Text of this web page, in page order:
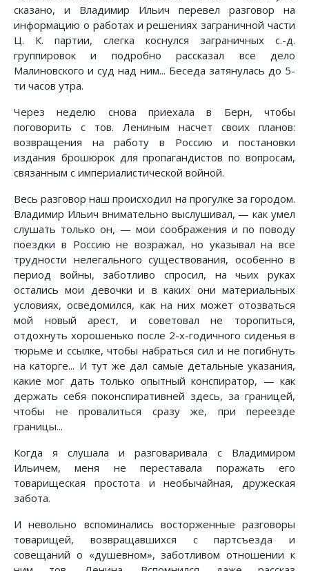
сказано, и Владимир Ильич перевел разговор на
информацию о работах и решениях заграничной части
Ц. К. партии, слегка коснулся заграничных с.-д.
группировок и подробно рассказал все дело
Малиновского и суд над ним... Беседа затянулась до 5-
ти часов утра.
Через неделю снова приехала в Берн, чтобы
поговорить с тов. Лениным насчет своих планов:
возвращения на работу в Россию и постановки
издания брошюрок для пропагандистов по вопросам,
связанным с империалистической войной.
Весь разговор наш происходил на прогулке за городом.
Владимир Ильич внимательно выслушивал, — как умел
слушать только он, — мои соображения и по поводу
поездки в Россию не возражал, но указывал на все
трудности нелегального существования, особенно в
период войны, заботливо спросил, на чьих руках
остались мои девочки и в каких они материальных
условиях, осведомился, как на них может отозваться
мой новый арест, и советовал не торопиться,
отдохнуть хорошенько после 2-х-годичного сиденья в
тюрьме и ссылке, чтобы набраться сил и не погибнуть
на каторге... И тут же дал самые детальные указания,
какие мог дать только опытный конспиратор, — как
держать себя поконспиративней здесь, за границей,
чтобы не провалиться сразу же, при переезде
границы...
Когда я слушала и разговаривала с Владимиром
Ильичем, меня не переставала поражать его
товарищеская простота и необычайная, дружеская
забота.
И невольно вспоминались восторженные разговоры
товарищей, возвращавшихся с партсъезда и
совещаний о «душевном», заботливом отношении к